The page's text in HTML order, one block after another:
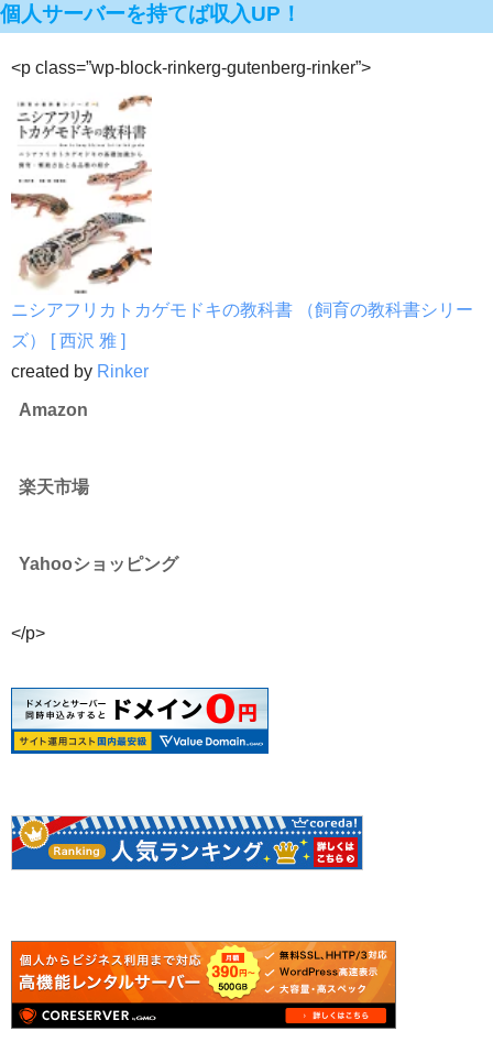
個人サーバーを持てば収入UP！
<p class=”wp-block-rinkerg-gutenberg-rinker”>
ニシアフリカトカゲモドキの教科書 （飼育の教科書シリー
ズ） [ 西沢 雅 ]
created by Rinker
Amazon
楽天市場
Yahooショッピング
</p>